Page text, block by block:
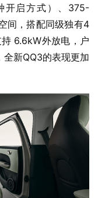
开启方式）、375-
间，搭配同级独有4
6.6kW外放电，户
新QQ3的表现更加